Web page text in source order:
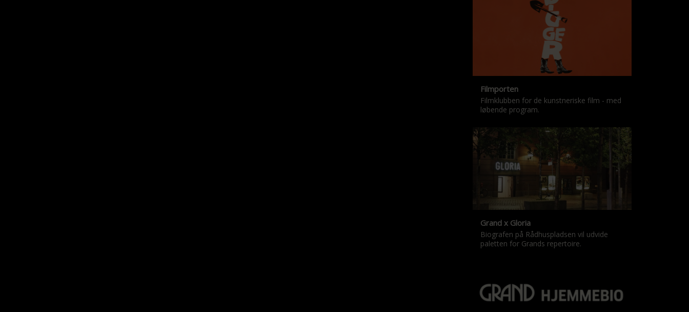
Filmporten
Filmklubben for de kunstneriske film - med
løbende program.
Grand x Gloria
Biografen på Rådhuspladsen vil udvide
paletten for Grands repertoire.